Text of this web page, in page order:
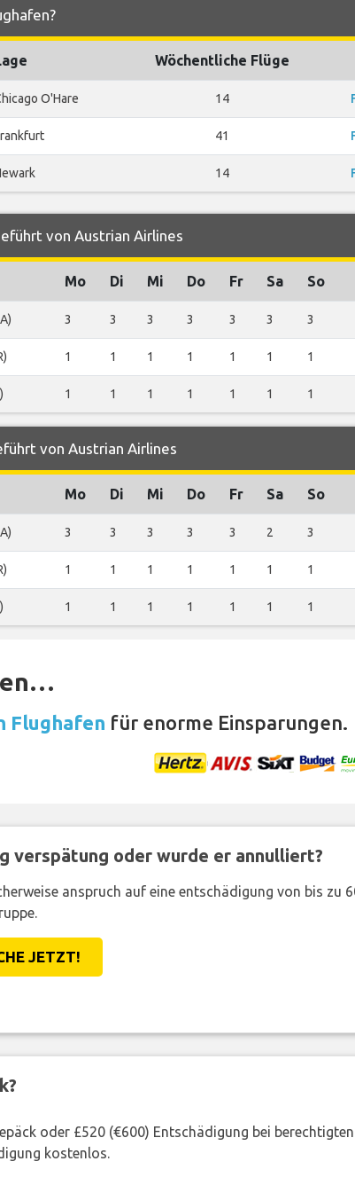
Wöchentliche Flüge
O'Hare 14
41
14
von Austrian Airlines
Mo Di Mi Do Fr Sa So
3 3 3 3 3 3 3
1 1 1 1 1 1 1
1 1 1 1 1 1 1
von Austrian Airlines
Mo Di Mi Do Fr Sa So
3 3 3 3 3 2 3
1 1 1 1 1 1 1
1 1 1 1 1 1 1
Flughafen für enorme Einsparungen.
verspätung oder wurde er annulliert?
anspruch auf eine entschädigung von bis zu
JETZT!
oder £520 (€600) Entschädigung bei berechtigten
kostenlos.